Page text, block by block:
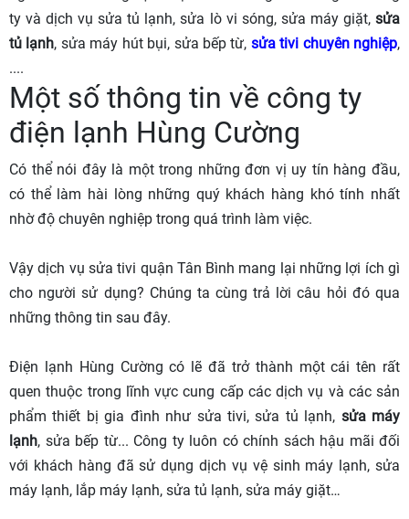
ty và dịch vụ sửa tủ lạnh, sửa lò vi sóng, sửa máy giặt, sửa
tủ lạnh, sửa máy hút bụi, sửa bếp từ, sửa tivi chuyên nghiệp,
....
Một số thông tin về công ty
điện lạnh Hùng Cường
Có thể nói đây là một trong những đơn vị uy tín hàng đầu,
có thể làm hài lòng những quý khách hàng khó tính nhất
nhờ độ chuyên nghiệp trong quá trình làm việc.
Vậy dịch vụ sửa tivi quận Tân Bình mang lại những lợi ích gì
cho người sử dụng? Chúng ta cùng trả lời câu hỏi đó qua
những thông tin sau đây.
Điện lạnh Hùng Cường có lẽ đã trở thành một cái tên rất
quen thuộc trong lĩnh vực cung cấp các dịch vụ và các sản
phẩm thiết bị gia đình như sửa tivi, sửa tủ lạnh, sửa máy
lạnh, sửa bếp từ... Công ty luôn có chính sách hậu mãi đối
với khách hàng đã sử dụng dịch vụ vệ sinh máy lạnh, sửa
máy lạnh, lắp máy lạnh, sửa tủ lạnh, sửa máy giặt…